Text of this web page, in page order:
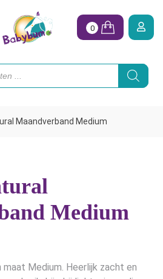
0
Maandverband Medium
Medium
maat Medium. Heerlijk zacht en